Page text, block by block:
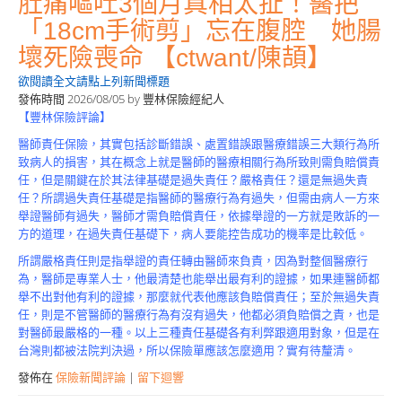
「18cm手術剪」忘在腹腔 她腸
壞死險喪命 【ctwant/陳頡】
欲閱讀全文請點上列新聞標題
發佈時間 2026/08/05 by 豐林保險經紀人
【豐林保險評論】
醫師責任保險，其實包括診斷錯誤、處置錯誤跟醫療錯誤三大類行為所
致病人的損害，其在概念上就是醫師的醫療相關行為所致則需負賠償責
任，但是關鍵在於其法律基礎是過失責任？嚴格責任？還是無過失責
任？所謂過失責任基礎是指醫師的醫療行為有過失，但需由病人一方來
舉證醫師有過失，醫師才需負賠償責任，依據舉證的一方就是敗訴的一
方的道理，在過失責任基礎下，病人要能控告成功的機率是比較低。
所謂嚴格責任則是指舉證的責任轉由醫師來負責，因為對整個醫療行
為，醫師是專業人士，他最清楚也能舉出最有利的證據，如果連醫師都
舉不出對他有利的證據，那麼就代表他應該負賠償責任；至於無過失責
任，則是不管醫師的醫療行為有沒有過失，他都必須負賠償之責，也是
對醫師最嚴格的一種。以上三種責任基礎各有利弊跟適用對象，但是在
台灣則都被法院判決過，所以保險單應該怎麼適用？實有待釐清。
發佈在保險新聞評論 | 留下迴響